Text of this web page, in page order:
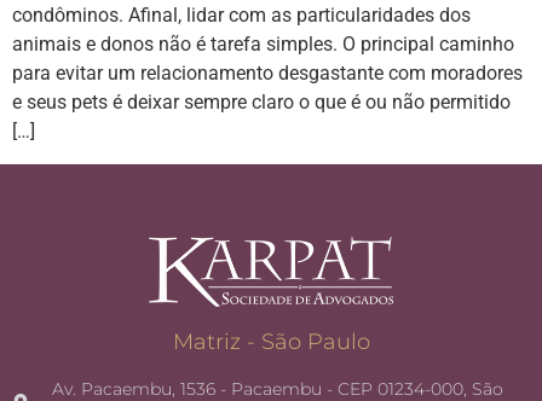
condôminos. Afinal, lidar com as particularidades dos
animais e donos não é tarefa simples. O principal caminho
para evitar um relacionamento desgastante com moradores
e seus pets é deixar sempre claro o que é ou não permitido
[…]
Matriz - São Paulo
Av. Pacaembu, 1536 - Pacaembu - CEP 01234-000, São